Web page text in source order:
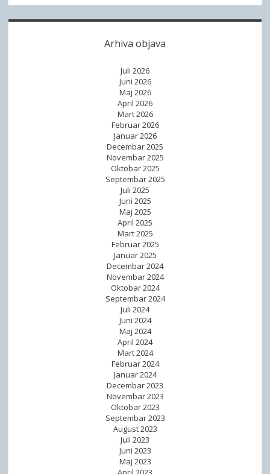
i
m
a
o
š
n
o
g
v
i
Arhiva objava
Juli 2026
Juni 2026
Maj 2026
April 2026
Mart 2026
Februar 2026
Januar 2026
Decembar 2025
Novembar 2025
Oktobar 2025
Septembar 2025
Juli 2025
Juni 2025
Maj 2025
April 2025
Mart 2025
Februar 2025
Januar 2025
Decembar 2024
Novembar 2024
Oktobar 2024
Septembar 2024
Juli 2024
Juni 2024
Maj 2024
April 2024
Mart 2024
Februar 2024
Januar 2024
Decembar 2023
Novembar 2023
Oktobar 2023
Septembar 2023
August 2023
Juli 2023
Juni 2023
Maj 2023